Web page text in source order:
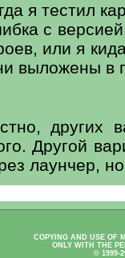
я тестил
с
или я
выложены в
других
Другой
лаунчер,
COPYING AND USE OF
ONLY WITH THE
© 1999-